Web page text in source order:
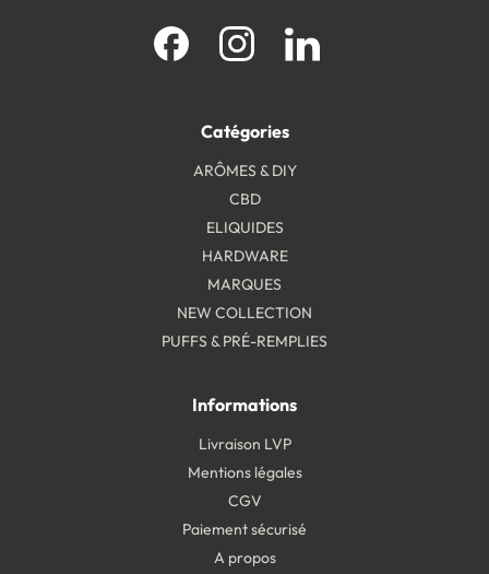
Catégories
ARÔMES & DIY
CBD
ELIQUIDES
HARDWARE
MARQUES
NEW COLLECTION
PUFFS & PRÉ-REMPLIES
Informations
Livraison LVP
Mentions légales
CGV
Paiement sécurisé
A propos
Facebook Instagram